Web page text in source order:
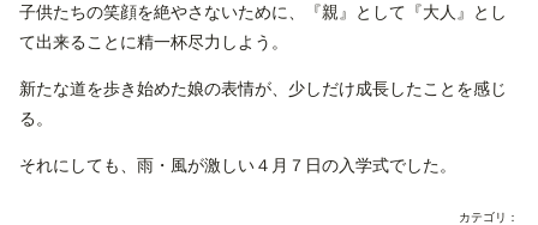
子供たちの笑顔を絶やさないために、『親』として『大人』とし
て出来ることに精一杯尽力しよう。
新たな道を歩き始めた娘の表情が、少しだけ成長したことを感じ
る。
それにしても、雨・風が激しい４月７日の入学式でした。
カテゴリ：